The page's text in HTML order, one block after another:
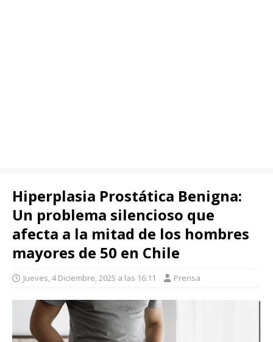
Hiperplasia Prostática Benigna:
Un problema silencioso que
afecta a la mitad de los hombres
mayores de 50 en Chile
Jueves, 4 Diciembre, 2025 a las 16:11 Prensa